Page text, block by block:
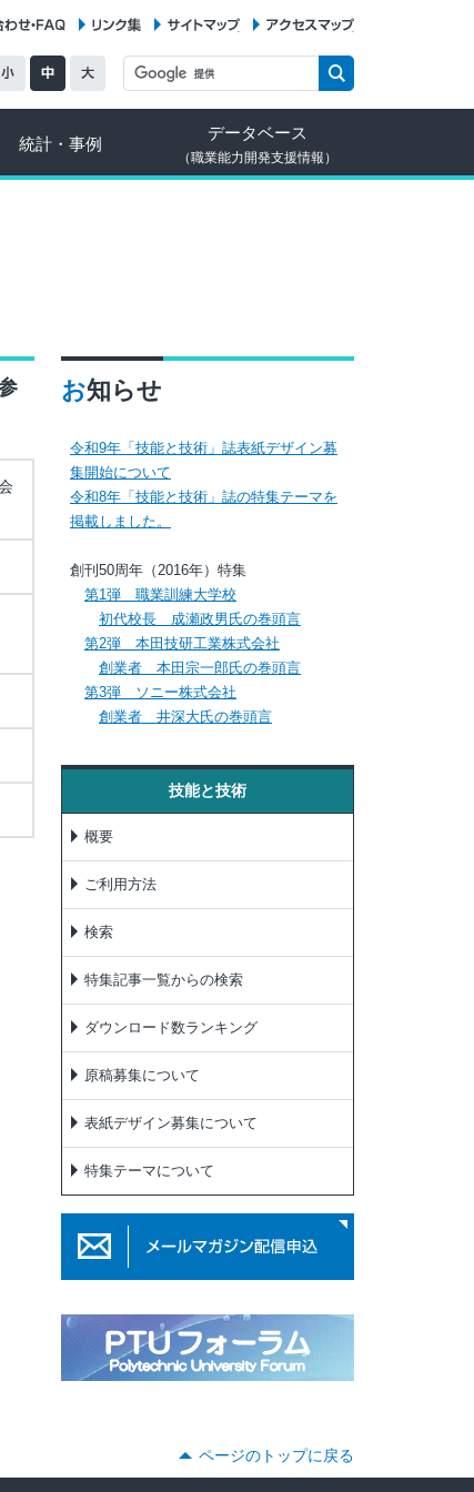
統計・事例
データベース
（職業能力開発支援情報）
お知らせ
令和9年「技能と技術」誌表紙デザイン募
集開始について
令和8年「技能と技術」誌の特集テーマを
掲載しました。
創刊50周年（2016年）特集
第1弾 職業訓練大学校
初代校長 成瀬政男氏の巻頭言
第2弾 本田技研工業株式会社
創業者 本田宗一郎氏の巻頭言
第3弾 ソニー株式会社
創業者 井深大氏の巻頭言
技能と技術
概要
ご利用方法
検索
特集記事一覧からの検索
ダウンロード数ランキング
原稿募集について
表紙デザイン募集について
特集テーマについて
ページのトップに戻る